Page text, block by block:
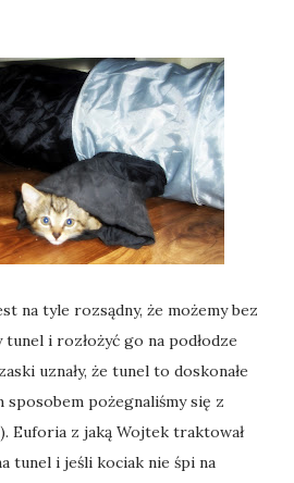
na tyle rozsądny, że możemy bez
tunel i rozłożyć go na podłodze
uznały, że tunel to doskonałe
pożegnaliśmy się z
Euforia z jaką Wojtek traktował
tunel i jeśli kociak nie śpi na